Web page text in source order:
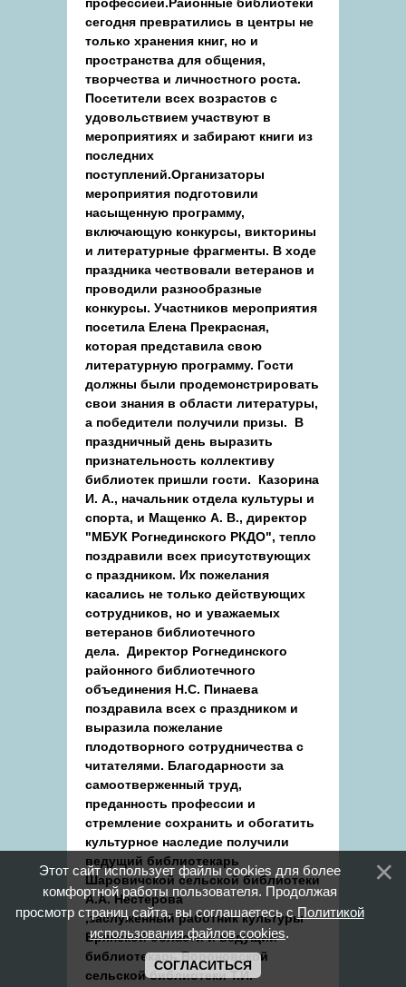
сегодня превратились в центры не
только хранения книг, но и
пространства для общения,
творчества и личностного роста.
Посетители всех возрастов с
удовольствием участвуют в
мероприятиях и забирают книги из
последних
поступлений.Организаторы
мероприятия подготовили
насыщенную программу,
включающую конкурсы, викторины
и литературные фрагменты. В ходе
праздника чествовали ветеранов и
проводили разнообразные
конкурсы. Участников мероприятия
посетила Елена Прекрасная,
которая представила свою
литературную программу. Гости
должны были продемонстрировать
свои знания в области литературы,
а победители получили призы. В
праздничный день выразить
признательность коллективу
библиотек пришли гости. Казорина
И. А., начальник отдела культуры и
спорта, и Мащенко А. В., директор
"МБУК Рогнединского РКДО", тепло
поздравили всех присутствующих
с праздником. Их пожелания
касались не только действующих
сотрудников, но и уважаемых
ветеранов библиотечного
дела. Директор Рогнединского
районного библиотечного
объединения Н.С. Пинаева
поздравила всех с праздником и
выразила пожелание
плодотворного сотрудничества с
читателями. Благодарности за
самоотверженный труд,
преданность профессии и
стремление сохранить и обогатить
культурное наследие получили
ведущий библиотекарь
Шаровичской сельской библиотеки
А.А. Нестерова
,заслуженный работник культуры
Брянской области и ведущий
библиотекарь Вороновской
сельской библиотеки Т.И.
Этот сайт использует файлы cookies для более
комфортной работы пользователя. Продолжая
просмотр страниц сайта, вы соглашаетесь с Политикой
использования файлов cookies.
СОГЛАСИТЬСЯ